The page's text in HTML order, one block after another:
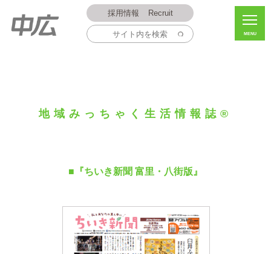
採用情報 Recruit
MENU
地域みっちゃく生活情報誌®
■『ちいき新聞 富里・八街版』